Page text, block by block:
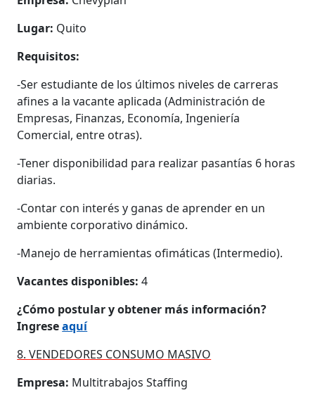
Lugar: Quito
Requisitos:
-Ser estudiante de los últimos niveles de carreras
afines a la vacante aplicada (Administración de
Empresas, Finanzas, Economía, Ingeniería
Comercial, entre otras).
-Tener disponibilidad para realizar pasantías 6 horas
diarias.
-Contar con interés y ganas de aprender en un
ambiente corporativo dinámico.
-Manejo de herramientas ofimáticas (Intermedio).
Vacantes disponibles:4
¿Cómo postular y obtener más información?
Ingreseaquí
8. VENDEDORES CONSUMO MASIVO
Empresa: Multitrabajos Staffing